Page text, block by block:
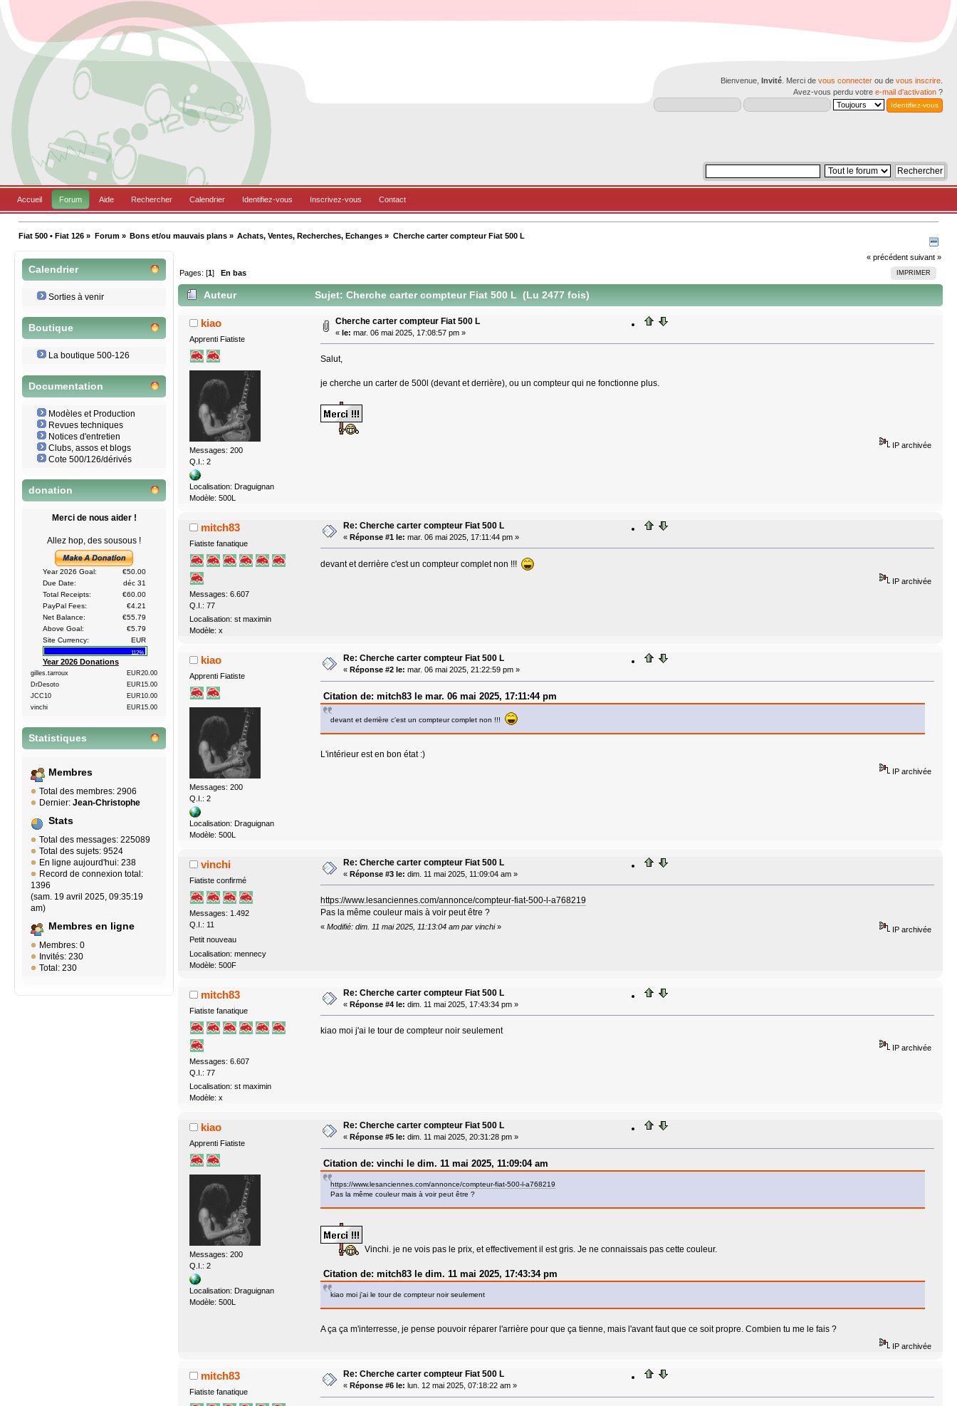
Bienvenue, Invité . Merci de vous connecter ou de vous inscrire
Avez-vous perdu votre e-mail d'activation ?
Accueil Forum Aide Rechercher Calendrier Identifiez-vous Inscrivez-vous Contact
Fiat 500 • Fiat 126 » Forum» Bons et/ou mauvais plans» Achats, Ventes, Recherches, Echanges » Cherche carter compteur Fiat 500 L
Calendrier
Sorties à venir
Boutique
La boutique 500-126
Documentation
Modèles et Production
Revues techniques
Notices d'entretien
Clubs, assos et blogs
Cote 500/126/dérivés
donation
Merci de nous aider !
Allez hop, des sousous !
Year 2026 Goal:
€50.00
Due Date:
déc 31
Total Receipts:
€60.00
PayPal Fees:
€4.21
Net Balance:
€55.79
Above Goal:
€5.79
Site Currency:
EUR
112%
Year 2026 Donations
gilles.tarroux
EUR20.00
DrDesoto
EUR15.00
JCC10
EUR10.00
vinchi
EUR15.00
Statistiques
Membres
Total des membres: 2906
Dernier: Jean-Christophe
Stats
Total des messages: 225089
Total des sujets: 9524
En ligne aujourd'hui: 238
Record de connexion total:
1396
(sam. 19 avril 2025, 09:35:19
am)
Membres en ligne
Membres: 0
Invités: 230
Total: 230
« précédent suivant »
IMPRIMER
Pages: [1] En bas
Auteur Sujet: Cherche carter compteur Fiat 500 L (Lu 2477 fois)
kiao
Apprenti Fiatiste
Messages: 200
Q.I.: 2
Localisation: Draguignan
Modèle: 500L
Cherche carter compteur Fiat 500 L
« le: mar. 06 mai 2025, 17:08:57 pm »
Salut,
je cherche un carter de 500l (devant et derrière), ou un compteur qui ne fonctionne plus.
IP archivée
mitch83
Fiatiste fanatique
Messages: 6.607
Q.I.: 77
Localisation: st maximin
Modèle: x
Re: Cherche carter compteur Fiat 500 L
« Réponse #1 le: mar. 06 mai 2025, 17:11:44 pm »
devant et derrière c'est un compteur complet non !!!
IP archivée
kiao
Apprenti Fiatiste
Messages: 200
Q.I.: 2
Localisation: Draguignan
Modèle: 500L
Re: Cherche carter compteur Fiat 500 L
« Réponse #2 le: mar. 06 mai 2025, 21:22:59 pm »
Citation de: mitch83 le mar. 06 mai 2025, 17:11:44 pm
devant et derrière c'est un compteur complet non !!!
L'intérieur est en bon état :)
IP archivée
vinchi
Fiatiste confirmé
Messages: 1.492
Q.I.: 11
Petit nouveau
Localisation: mennecy
Modèle: 500F
Re: Cherche carter compteur Fiat 500 L
« Réponse #3 le: dim. 11 mai 2025, 11:09:04 am »
https://www.lesanciennes.com/annonce/compteur-fiat-500-l-a768219
Pas la même couleur mais à voir peut être ?
« Modifié: dim. 11 mai 2025, 11:13:04 am par vinchi» IP archivée
mitch83
Fiatiste fanatique
Messages: 6.607
Q.I.: 77
Localisation: st maximin
Modèle: x
Re: Cherche carter compteur Fiat 500 L
« Réponse #4 le: dim. 11 mai 2025, 17:43:34 pm »
kiao moi j'ai le tour de compteur noir seulement
IP archivée
kiao
Apprenti Fiatiste
Messages: 200
Q.I.: 2
Localisation: Draguignan
Modèle: 500L
Re: Cherche carter compteur Fiat 500 L
« Réponse #5 le: dim. 11 mai 2025, 20:31:28 pm »
Citation de: vinchi le dim. 11 mai 2025, 11:09:04 am
https://www.lesanciennes.com/annonce/compteur-fiat-500-l-a768219
Pas la même couleur mais à voir peut être ?
Vinchi. je ne vois pas le prix, et effectivement il est gris. Je ne connaissais pas cette couleur.
Citation de: mitch83 le dim. 11 mai 2025, 17:43:34 pm
kiao moi j'ai le tour de compteur noir seulement
A ça ça m'interresse, je pense pouvoir réparer l'arrière pour que ça tienne, mais l'avant faut que ce soit propre. Combien tu me le fais ?
IP archivée
mitch83
Fiatiste fanatique
Re: Cherche carter compteur Fiat 500 L
« Réponse #6 le: lun. 12 mai 2025, 07:18:22 am »